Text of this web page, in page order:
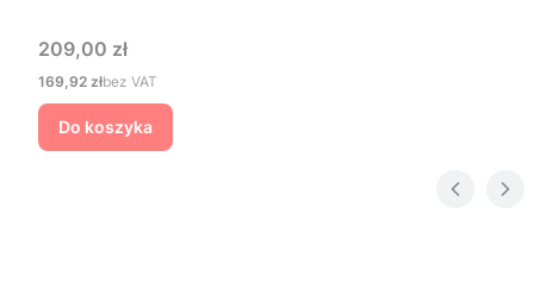
Cena
209,00 zł
Cena
169,92 złbez VAT
Do koszyka